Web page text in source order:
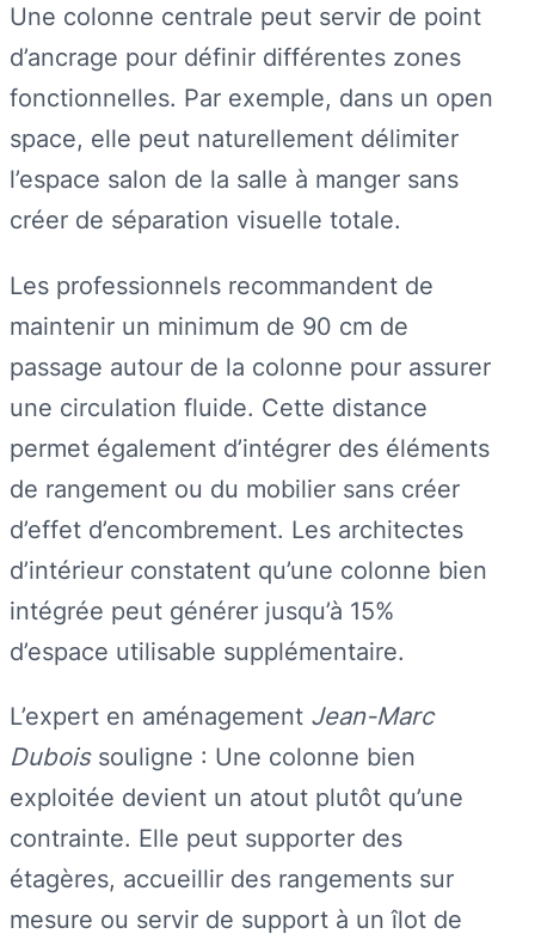
Une colonne centrale peut servir de point
d’ancrage pour définir différentes zones
fonctionnelles. Par exemple, dans un open
space, elle peut naturellement délimiter
l’espace salon de la salle à manger sans
créer de séparation visuelle totale.
Les professionnels recommandent de
maintenir un minimum de 90 cm de
passage autour de la colonne pour assurer
une circulation fluide. Cette distance
permet également d’intégrer des éléments
de rangement ou du mobilier sans créer
d’effet d’encombrement. Les architectes
d’intérieur constatent qu’une colonne bien
intégrée peut générer jusqu’à 15%
d’espace utilisable supplémentaire.
L’expert en aménagement Jean-Marc
Duboissouligne : Une colonne bien
exploitée devient un atout plutôt qu’une
contrainte. Elle peut supporter des
étagères, accueillir des rangements sur
mesure ou servir de support à un îlot de